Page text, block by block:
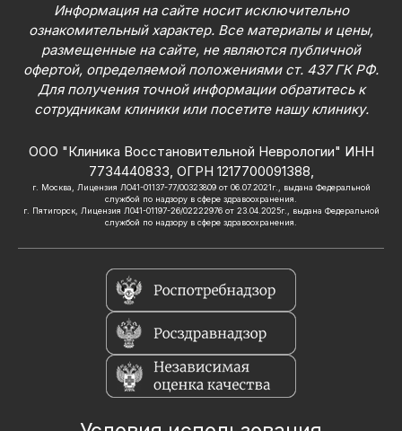
Информация на сайте носит исключительно
ознакомительный характер. Все материалы и цены,
размещенные на сайте, не являются публичной
офертой, определяемой положениями ст. 437 ГК РФ.
Для получения точной информации обратитесь к
сотрудникам клиники или посетите нашу клинику.
ООО "Клиника Восстановительной Неврологии" ИНН
7734440833, ОГРН 1217700091388,
г. Москва, Лицензия ЛО41-01137-77/00323809 от 06.07.2021г., выдана Федеральной
службой по надзору в сфере здравоохранения.
г. Пятигорск, Лицензия Л041-01197-26/02222976 от 23.04.2025г., выдана Федеральной
службой по надзору в сфере здравоохранения.